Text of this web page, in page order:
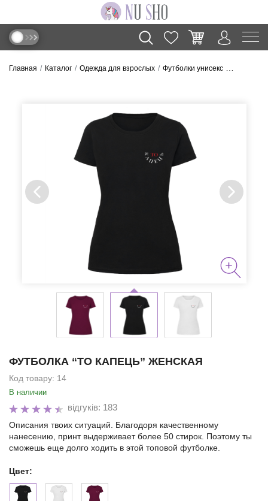
Главная Каталог Одежда для взрослых Футболки унисекс Футболка
ФУТБОЛКА “ТО КАПЕЦЬ” ЖЕНСКАЯ
Код товару: 14
В наличии
відгуків: 183
Описания твоих ситуаций. Благодоря качественному
нанесению, принт выдерживает более 50 стирок. Поэтому ты
сможешь еще долго ходить в этой топовой футболке.
Цвет: